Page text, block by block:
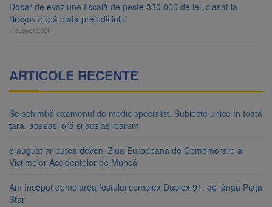
Dosar de evaziune fiscală de peste 330.000 de lei, clasat la
Brașov după plata prejudiciului
7 august 2026
ARTICOLE RECENTE
Se schimbă examenul de medic specialist. Subiecte unice în toată
țara, aceeași oră și același barem
8 august ar putea deveni Ziua Europeană de Comemorare a
Victimelor Accidentelor de Muncă
Am început demolarea fostului complex Duplex 91, de lângă Piața
Star